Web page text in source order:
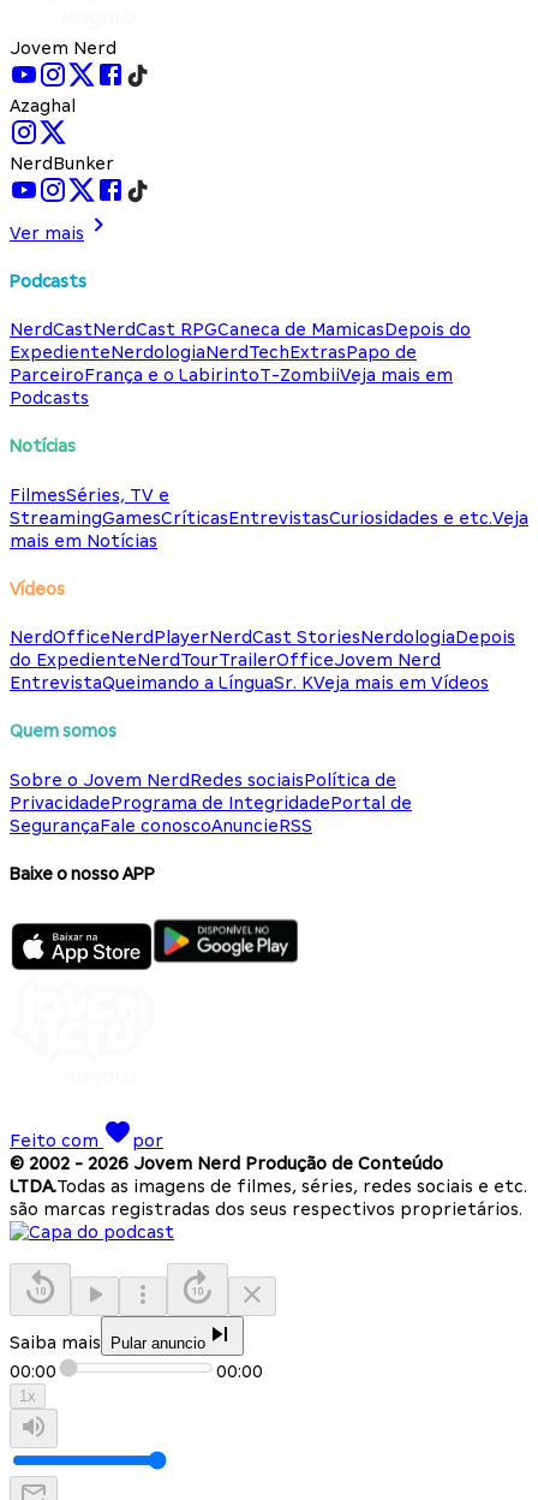
Jovem Nerd
Azaghal
NerdBunker
Ver mais
Podcasts
NerdCastNerdCast RPGCaneca de MamicasDepois do
ExpedienteNerdologiaNerdTechExtrasPapo de
ParceiroFrança e o LabirintoT-ZombiiVeja mais em
Podcasts
Notícias
FilmesSéries, TV e
StreamingGamesCríticasEntrevistasCuriosidades e etc.Veja
mais em Notícias
Vídeos
NerdOfficeNerdPlayerNerdCast StoriesNerdologiaDepois
do ExpedienteNerdTourTrailerOfficeJovem Nerd
EntrevistaQueimando a LínguaSr. KVeja mais em Vídeos
Quem somos
Sobre o Jovem NerdRedes sociaisPolítica de
PrivacidadePrograma de IntegridadePortal de
SegurançaFale conoscoAnuncieRSS
Baixe o nosso APP
Feito com
por
© 2002 - 2026 Jovem Nerd Produção de Conteúdo
LTDA.Todas as imagens de filmes, séries, redes sociais e etc.
são marcas registradas dos seus respectivos proprietários.
Saiba mais Pular anuncio
00:00 00:00
1x